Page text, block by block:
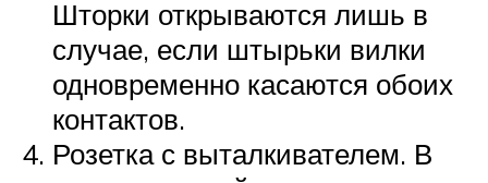
Шторки открываются лишь в
случае, если штырьки вилки
одновременно касаются обоих
контактов.
Розетка с выталкивателем. В